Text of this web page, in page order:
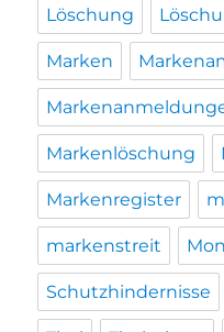
Löschung
Marken
Markenlöschung
Markenregister
markenstreit
Schutzhindernisse